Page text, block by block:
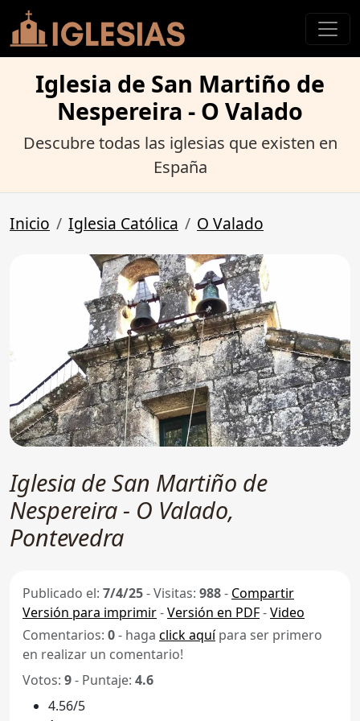
Iglesia de San Martiño de
Nespereira - O Valado
Descubre todas las iglesias que existen en
España
Inicio Iglesia Católica O Valado
Iglesia de San Martiño de
Nespereira - O Valado,
Pontevedra
Publicado el: 7/4/25-Visitas: 988- Compartir
Versión para imprimir-Versión en PDF-Video
Comentarios: 0- haga click aquípara ser primero
en realizar un comentario!
Votos: 9- Puntaje: 4.6
4.56/5